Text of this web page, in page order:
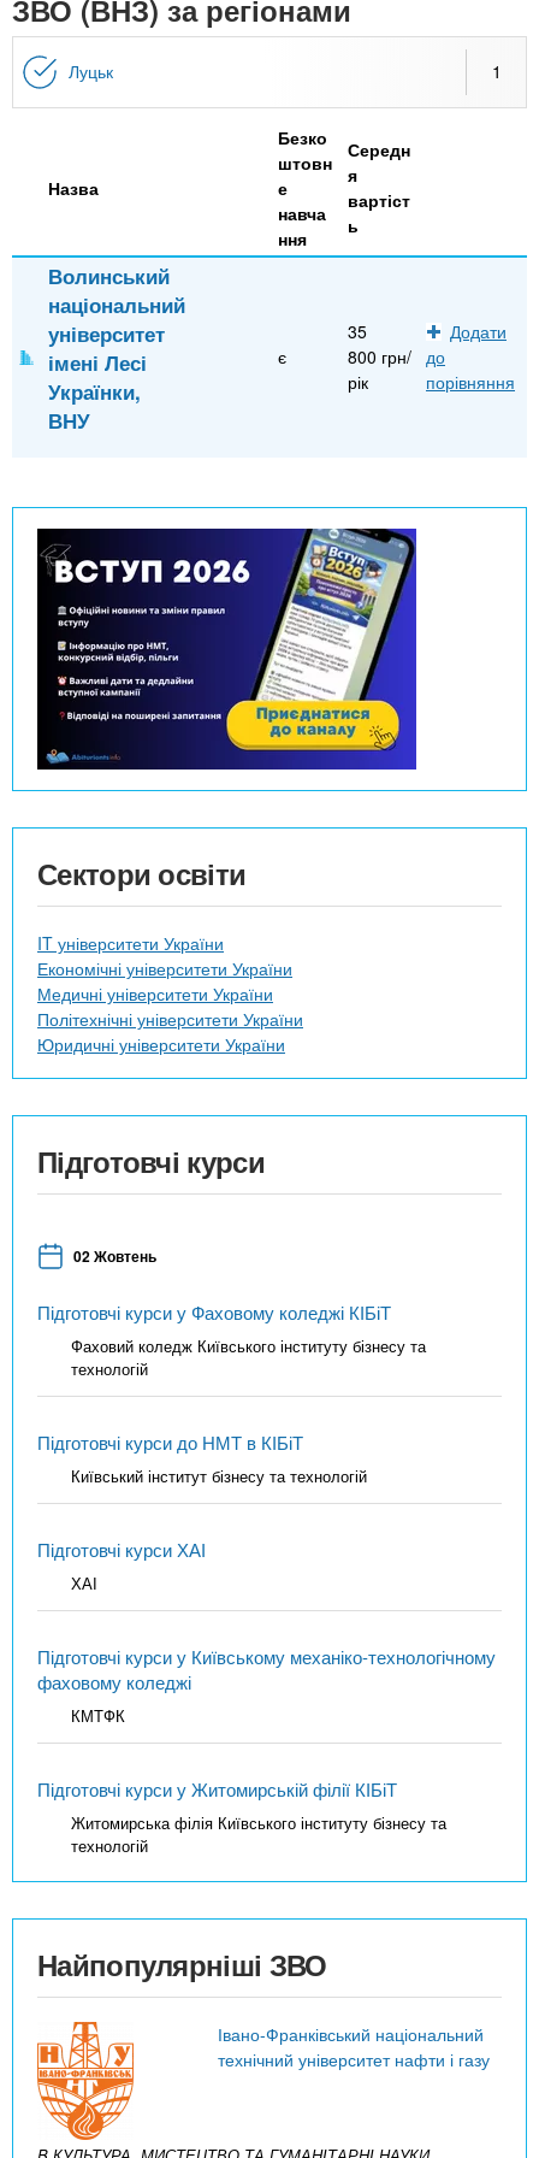
n
t
i
n
o
и
а
д
За кордоном
ЗВО (ВНЗ) за регіонами
Луцьк 1
Назва
Безко
штовн
е
навча
ння
Середн
я
вартіст
ь
Волинський
національний
університет
імені Лесі
Українки,
ВНУ
є
35
800 грн/
рік
Додати
до
порівняння
Сектори освіти
IT університети України
Економічні університети України
Медичні університети України
Політехнічні університети України
Юридичні університети України
Підготовчі курси
02 Жовтень
Підготовчі курси у Фаховому коледжі КІБіТ
Фаховий коледж Київського інституту бізнесу та
технологій
Підготовчі курси до НМТ в КІБіТ
Київський інститут бізнесу та технологій
Підготовчі курси ХАІ
ХАІ
Підготовчі курси у Київському механіко-технологічному
фаховому коледжі
КМТФК
Підготовчі курси у Житомирській філії КІБіТ
Житомирська філія Київського інституту бізнесу та
технологій
Найпопулярніші ЗВО
Івано-Франківський національний
технічний університет нафти і газу